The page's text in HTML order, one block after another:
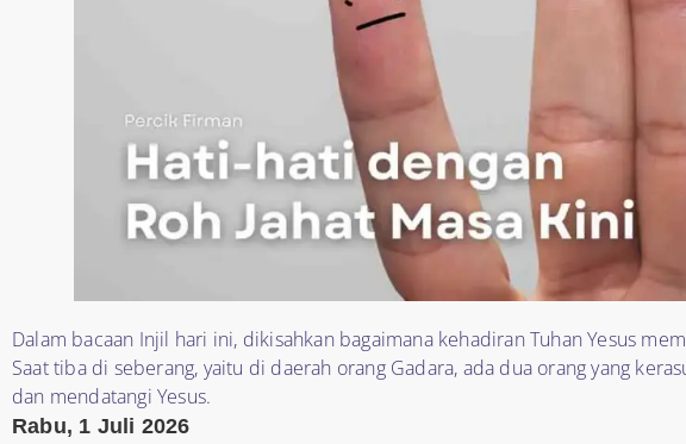
Dalam bacaan Injil hari ini, dikisahkan bagaimana kehadiran Tuhan Yesus
Saat tiba di seberang, yaitu di daerah orang Gadara, ada dua orang yang
dan mendatangi Yesus.
Rabu, 1 Juli 2026